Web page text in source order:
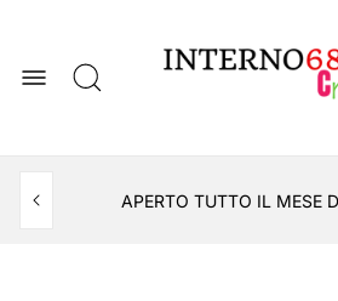
logo
CONSEGNA AL